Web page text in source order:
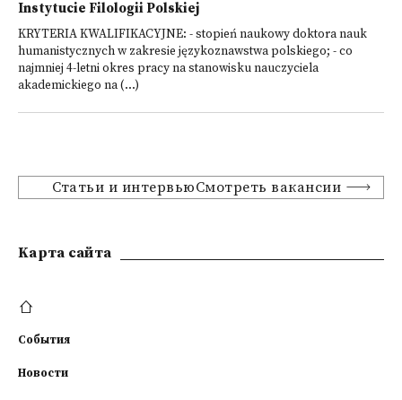
Instytucie Filologii Polskiej
KRYTERIA KWALIFIKACYJNE: - stopień naukowy doktora nauk
humanistycznych w zakresie językoznawstwa polskiego; - co
najmniej 4-letni okres pracy na stanowisku nauczyciela
akademickiego na (...)
Статьи и интервьюСмотреть вакансии
Kарта сайта
События
Новости